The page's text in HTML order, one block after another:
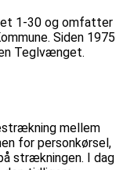
1-30 og omfatter
Siden 1975
Teglvænget.
mellem
for personkørsel,
strækningen. I dag